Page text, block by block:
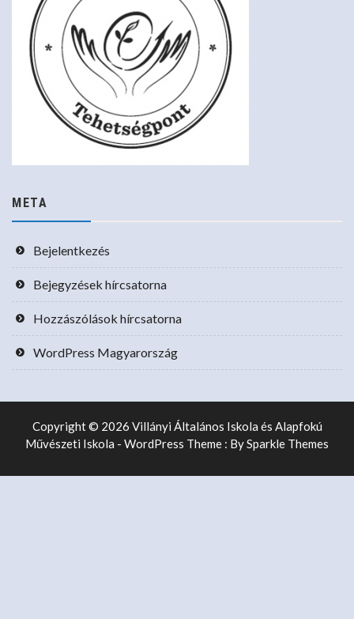
META
Bejelentkezés
Bejegyzések hírcsatorna
Hozzászólások hírcsatorna
WordPress Magyarország
Copyright © 2026 Villányi Általános Iskola és Alapfokú
Művészeti Iskola - WordPress Theme : BySparkle Themes